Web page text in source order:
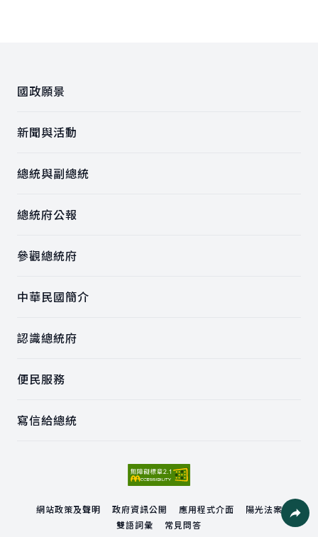
國政願景
新聞與活動
總統與副總統
總統府公報
參觀總統府
中華民國簡介
認識總統府
便民服務
寫信給總統
網站政策及聲明 政府資訊公開 應用程式介面
陽光法案
雙語詞彙
常見問答